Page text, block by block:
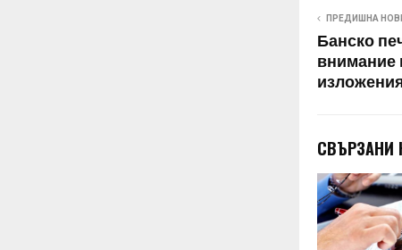
ПРЕДИШНА
Банско
внимание
СВЪРЗАНИ